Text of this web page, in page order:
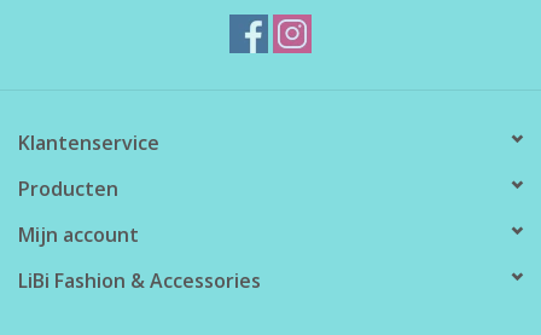
Klantenservice
Producten
Mijn account
LiBi Fashion & Accessories